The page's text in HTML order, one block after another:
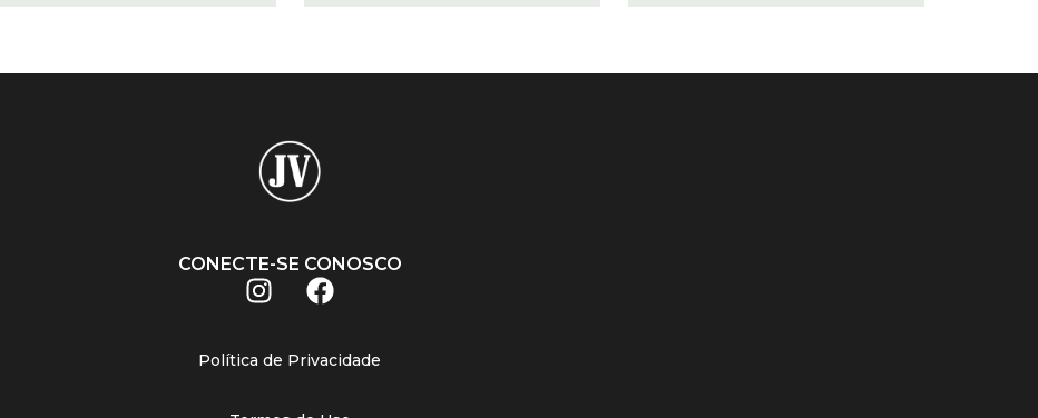
CONECTE-SE CONOSCO
Política de Privacidade